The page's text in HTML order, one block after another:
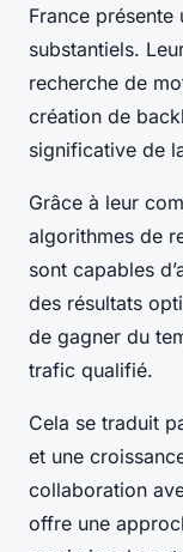
France présente
substantiels.
recherche de
création de
significative de
Grâce à leur
algorithmes de
sont capables
des résultats
de gagner du
trafic qualifié.
Cela se traduit
et une
collaboration
offre une